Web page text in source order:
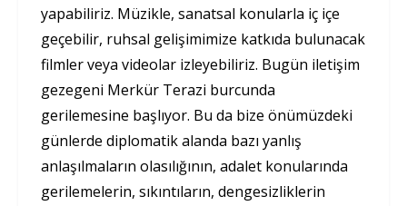
yapabiliriz. Müzikle, sanatsal konularla iç içe
geçebilir, ruhsal gelişimimize katkıda bulunacak
filmler veya videolar izleyebiliriz. Bugün iletişim
gezegeni Merkür Terazi burcunda
gerilemesine başlıyor. Bu da bize önümüzdeki
günlerde diplomatik alanda bazı yanlış
anlaşılmaların olasılığının, adalet konularında
gerilemelerin, sıkıntıların, dengesizliklerin